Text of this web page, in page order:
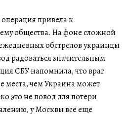
привела к
общества. На фоне сложной
обстрелов украинцы
радоваться значительным
СБУ напомнила, что враг
места, чем Украина может
это не повод для потери
у Москвы все еще